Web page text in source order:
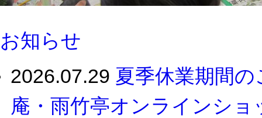
お知らせ
2026.07.29 夏季休業期間
庵・雨竹亭オンラインシ